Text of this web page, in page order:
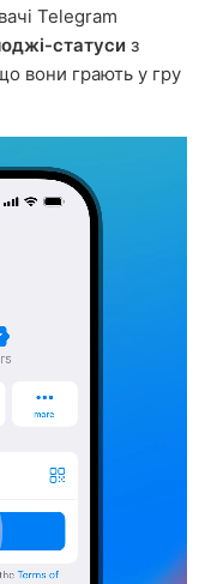
Telegram
статуси з
вони грають у гру